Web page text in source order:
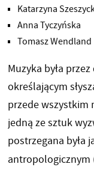
Katarzyna
Anna Tyczyńska
Tomasz Wendland
Muzyka była
określającym
przede wszystkim
jedną ze sztuk
postrzegana była
antropologicznym